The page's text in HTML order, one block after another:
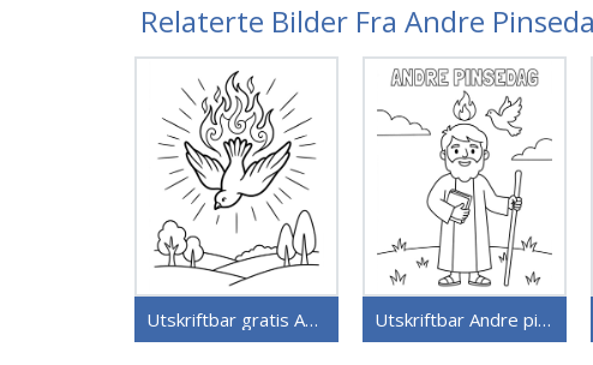
Relaterte Bilder Fra Andre
Utskriftbar gratis Andre pinsedag Utskriftbar Andre pinsedag